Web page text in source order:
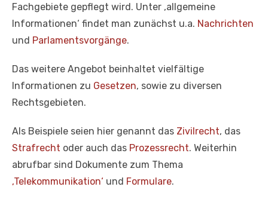
Fachgebiete gepflegt wird. Unter ‚allgemeine
Informationen‘ findet man zunächst u.a. Nachrichten
und Parlamentsvorgänge.
Das weitere Angebot beinhaltet vielfältige
Informationen zu Gesetzen, sowie zu diversen
Rechtsgebieten.
Als Beispiele seien hier genannt das Zivilrecht, das
Strafrecht oder auch das Prozessrecht. Weiterhin
abrufbar sind Dokumente zum Thema
‚Telekommunikation‘ und Formulare.